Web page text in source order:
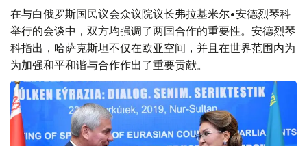
在与白俄罗斯国民议会众议院议长弗拉基米尔•安德烈琴科
举行的会谈中，双方均强调了两国合作的重要性。安德烈琴
科指出，哈萨克斯坦不仅在欧亚空间，并且在世界范围内为
为加强和平和谐与合作作出了重要贡献。